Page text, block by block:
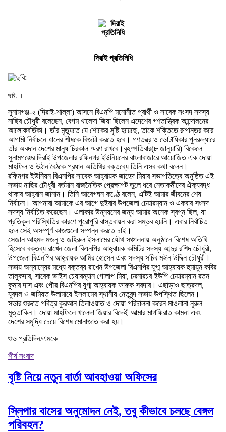
দিরাই প্রতিনিধি
ছবি: ।
সুনামগঞ্জ-২ (দিরাই-শাল্লা) আসনে বিএনপি মনোনীত প্রার্থী ও সাবেক সংসদ সদস্য
নাছির চৌধুরী বলেছেন, বেগম খালেদা জিয়া ছিলেন এদেশের গণতান্ত্রিক আন্দোলনের
আলোকবর্তিকা। তাঁর মৃত্যুতে যে শোকের সৃষ্টি হয়েছে, তাকে শক্তিতে রূপান্তর করে
আগামী নির্বাচনে ধানের শীষকে বিজয়ী করতে হবে। গণতন্ত্র ও ভোটাধিকার পুনরুদ্ধারে
তাঁর অবদান দেশের মানুষ চিরকাল স্মরণ রাখবে।​বৃহস্পতিবার(৮ জানুয়ারি) বিকেলে
সুনামগঞ্জের দিরাই উপজেলার রফিনগর ইউনিয়নের বাংলাবাজারে আয়োজিত এক দোয়া
মাহফিল ও উঠান বৈঠকে প্রধান অতিথির বক্তব্যে তিনি এসব কথা বলেন।
​রফিনগর ইউনিয়ন বিএনপির সাবেক আহ্বায়ক জাহেদ মিয়ার সভাপতিত্বে অনুষ্ঠিত এই
সভায় নাছির চৌধুরী বর্তমান রাজনৈতিক প্রেক্ষাপট তুলে ধরে নেতাকর্মীদের ঐক্যবদ্ধ
থাকার আহ্বান জানান। তিনি আবেগঘন কণ্ঠে বলেন, এটিই আমার জীবনের শেষ
নির্বাচন। আপনারা আমাকে এর আগে দুইবার উপজেলা চেয়ারম্যান ও একবার সংসদ
সদস্য নির্বাচিত করেছেন। এলাকার উন্নয়নের জন্য আমার অনেক স্বপ্ন ছিল, যা
প্রতিকূল পরিস্থিতির কারণে পুরোপুরি বাস্তবায়ন করা সম্ভব হয়নি। এবার নির্বাচিত
হলে সেই অসম্পূর্ণ কাজগুলো সম্পন্ন করতে চাই।​
সেজান আহমদ মজনু ও জহিরুল ইসলামের যৌথ সঞ্চালনায় অনুষ্ঠানে বিশেষ অতিথি
হিসেবে বক্তব্য রাখেন জেলা বিএনপির আহ্বায়ক কমিটির সদস্য আব্দুর রশিদ চৌধুরী,
উপজেলা বিএনপির আহ্বায়ক আমির হোসেন এবং সদস্য সচিব মঈন উদ্দিন চৌধুরী। ​
সভায় অন্যান্যের মধ্যে বক্তব্য রাখেন উপজেলা বিএনপির যুগ্ম আহ্বায়ক হুমায়ুন কবির
তালুকদার, সাবেক ভাইস চেয়ারম্যান গোলাপ মিয়া, চরনারচর ইউপি চেয়ারম্যান রতন
কুমার দাস এবং পৌর বিএনপির যুগ্ম আহ্বায়ক ফারুক সরদার। এছাড়াও ছাত্রদল,
যুবদল ও জমিয়ত উলামায়ে ইসলামের স্থানীয় নেতৃবৃন্দ সভায় উপস্থিত ছিলেন।
​সভার শুরুতে পবিত্র কুরআন তিলাওয়াত ও দোয়া পরিচালনা করেন মাওলানা নুরুল
মুত্তাকিন। দোয়া মাহফিলে খালেদা জিয়ার বিদেহী আত্মার মাগফিরাত কামনা এবং
দেশের সমৃদ্ধি চেয়ে বিশেষ মোনাজাত করা হয়।
শুভ প্রতিদিন/এমকে
শীর্ষ সংবাদ
বৃষ্টি নিয়ে নতুন বার্তা আবহাওয়া অফিসের
স্লিপার বাসের অনুমোদন নেই, তবু কীভাবে চলছে বেঙ্গল
পরিবহন?